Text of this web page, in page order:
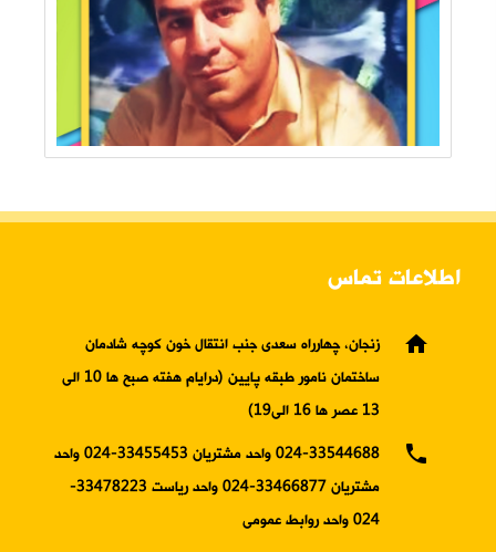
اطلاعات تماس
home
زنجان، چهارراه سعدی جنب انتقال خون کوچه شادمان
ساختمان نامور طبقه پایین (درایام هفته صبح ها 10 الی
13 عصر ها 16 الی19)
phone
024-33544688 واحد مشتریان 33455453-024 واحد
مشتریان 33466877-024 واحد ریاست 33478223-
024 واحد روابط عمومی